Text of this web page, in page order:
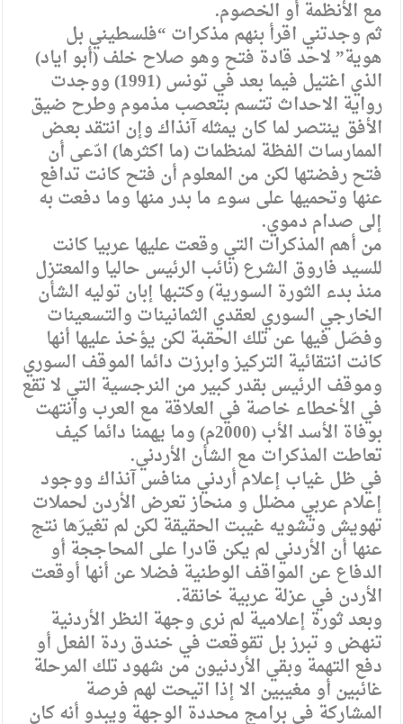
مع الأنظمة أو الخصوم.
ثم وجدتني اقرأ بنهم مذكرات “فلسطيني بل
هوية” لاحد قادة فتح وهو صلاح خلف (أبو اياد)
الذي اغتيل فيما بعد في تونس (1991) ووجدت
رواية الاحداث تتسم بتعصب مذموم وطرح ضيق
الأفق ينتصر لما كان يمثله آنذاك وإن انتقد بعض
الممارسات الفظة لمنظمات (ما اكثرها) ادّعى أن
فتح رفضتها لكن من المعلوم أن فتح كانت تدافع
عنها وتحميها على سوء ما بدر منها وما دفعت به
إلى صدام دموي.
من أهم المذكرات التي وقعت عليها عربيا كانت
للسيد فاروق الشرع (نائب الرئيس حاليا والمعتزل
منذ بدء الثورة السورية) وكتبها إبان توليه الشأن
الخارجي السوري لعقدي الثمانينات والتسعينات
وفصّل فيها عن تلك الحقبة لكن يؤخذ عليها أنها
كانت انتقائية التركيز وابرزت دائما الموقف السوري
وموقف الرئيس بقدر كبير من النرجسية التي لا تقع
في الأخطاء خاصة في العلاقة مع العرب وانتهت
بوفاة الأسد الأب (2000م) وما يهمنا دائما كيف
تعاطت المذكرات مع الشأن الأردني.
في ظل غياب إعلام أردني منافس آنذاك ووجود
إعلام عربي مضلل و منحاز تعرض الأردن لحملات
تهويش وتشويه غيبت الحقيقة لكن لم تغيرّها نتج
عنها أن الأردني لم يكن قادرا على المحاججة أو
الدفاع عن المواقف الوطنية فضلا عن أنها أوقعت
الأردن في عزلة عربية خانقة.
وبعد ثورة إعلامية لم نرى وجهة النظر الأردنية
تنهض و تبرز بل تقوقعت في خندق ردة الفعل أو
دفع التهمة وبقي الأردنيون من شهود تلك المرحلة
غائبين أو مغيبين الا إذا اتيحت لهم فرصة
المشاركة في برامج محددة الوجهة ويبدو أنه كان